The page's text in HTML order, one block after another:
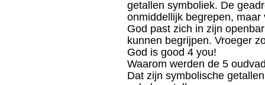
getallen symboliek. De
onmiddellijk begrepen,
God past zich in zijn
kunnen begrijpen. Vroeger
God is good 4 you!
Waarom werden de 5
Dat zijn symbolische